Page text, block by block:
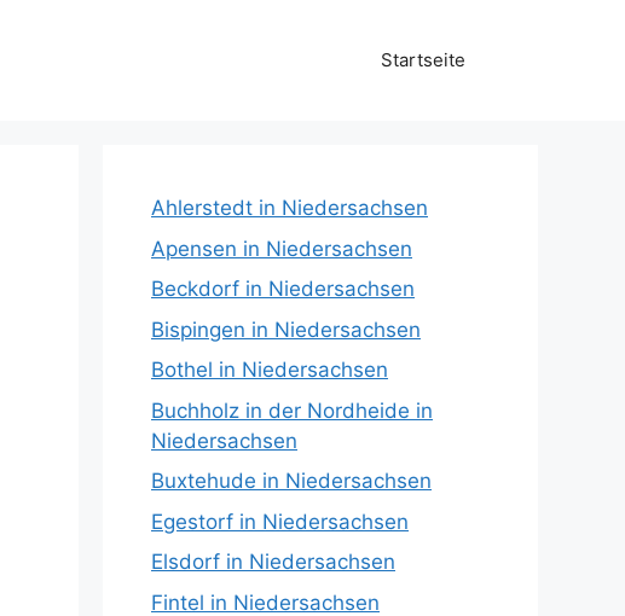
Startseite
Ahlerstedt in Niedersachsen
Apensen in Niedersachsen
Beckdorf in Niedersachsen
Bispingen in Niedersachsen
Bothel in Niedersachsen
Buchholz in der Nordheide in
Niedersachsen
Buxtehude in Niedersachsen
Egestorf in Niedersachsen
Elsdorf in Niedersachsen
Fintel in Niedersachsen